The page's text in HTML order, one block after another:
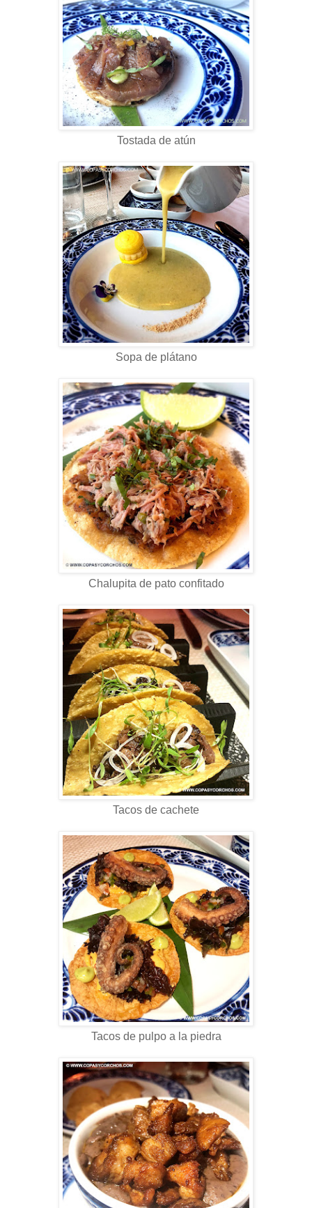
Tostada de atún
Sopa de plátano
Chalupita de pato confitado
Tacos de cachete
Tacos de pulpo a la piedra